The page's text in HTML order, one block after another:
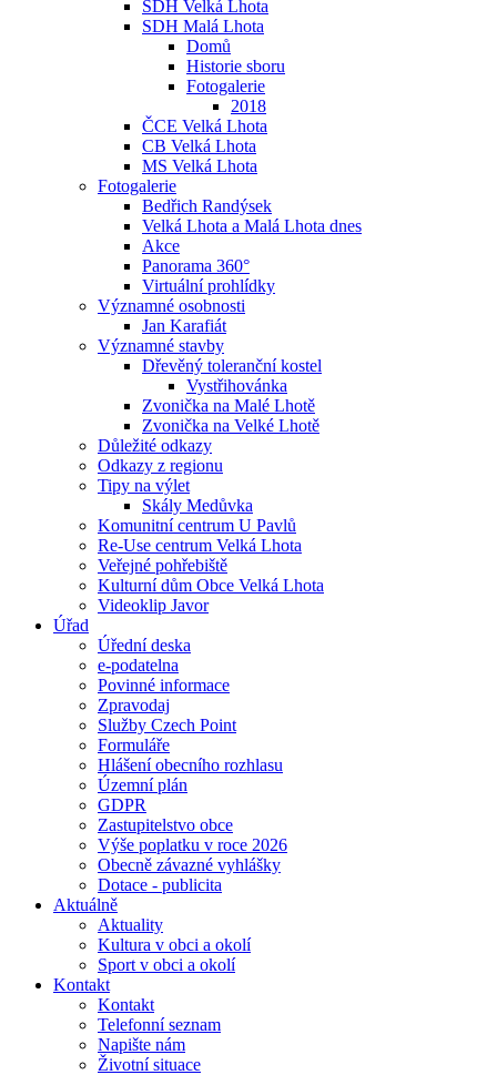
SDH Velká Lhota
SDH Malá Lhota
Domů
Historie sboru
Fotogalerie
2018
ČCE Velká Lhota
CB Velká Lhota
MS Velká Lhota
Fotogalerie
Bedřich Randýsek
Velká Lhota a Malá Lhota dnes
Akce
Panorama 360°
Virtuální prohlídky
Významné osobnosti
Jan Karafiát
Významné stavby
Dřevěný toleranční kostel
Vystřihovánka
Zvonička na Malé Lhotě
Zvonička na Velké Lhotě
Důležité odkazy
Odkazy z regionu
Tipy na výlet
Skály Medůvka
Komunitní centrum U Pavlů
Re-Use centrum Velká Lhota
Veřejné pohřebiště
Kulturní dům Obce Velká Lhota
Videoklip Javor
Úřad
Úřední deska
e-podatelna
Povinné informace
Zpravodaj
Služby Czech Point
Formuláře
Hlášení obecního rozhlasu
Územní plán
GDPR
Zastupitelstvo obce
Výše poplatku v roce 2026
Obecně závazné vyhlášky
Dotace - publicita
Aktuálně
Aktuality
Kultura v obci a okolí
Sport v obci a okolí
Kontakt
Kontakt
Telefonní seznam
Napište nám
Životní situace